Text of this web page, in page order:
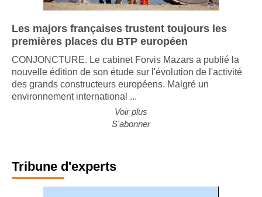
Les majors françaises trustent toujours les
premières places du BTP européen
CONJONCTURE. Le cabinet Forvis Mazars a publié la
nouvelle édition de son étude sur l'évolution de l'activité
des grands constructeurs européens. Malgré un
environnement international ...
Voir plus
S'abonner
Tribune d'experts